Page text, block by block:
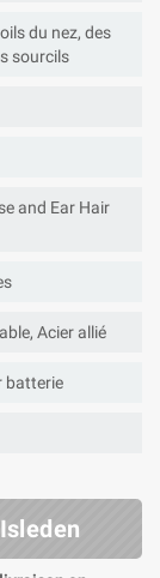
du nez, des
sourcils
and Ear Hair
Acier allié
batterie